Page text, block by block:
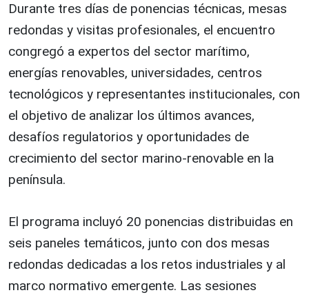
Durante tres días de ponencias técnicas, mesas
redondas y visitas profesionales, el encuentro
congregó a expertos del sector marítimo,
energías renovables, universidades, centros
tecnológicos y representantes institucionales, con
el objetivo de analizar los últimos avances,
desafíos regulatorios y oportunidades de
crecimiento del sector marino-renovable en la
península.
El programa incluyó 20 ponencias distribuidas en
seis paneles temáticos, junto con dos mesas
redondas dedicadas a los retos industriales y al
marco normativo emergente. Las sesiones